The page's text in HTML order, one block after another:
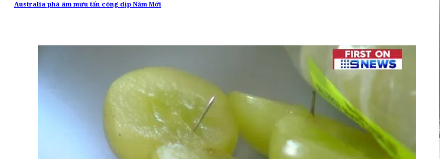
Australia phá âm mưu tấn công dịp Năm Mới